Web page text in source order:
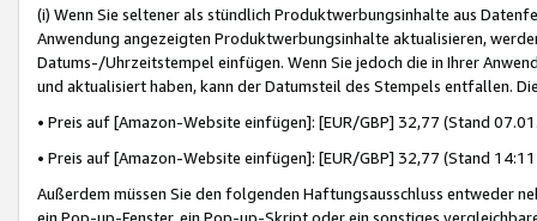
(i) Wenn Sie seltener als stündlich Produktwerbungsinhalte aus
Anwendung angezeigten Produktwerbungsinhalte aktualisieren,
Datums-/Uhrzeitstempel einfügen. Wenn Sie jedoch die in Ihrer
und aktualisiert haben, kann der Datumsteil des Stempels entfallen.
• Preis auf [Amazon-Website einfügen]: [EUR/GBP] 32,77 (Stand
• Preis auf [Amazon-Website einfügen]: [EUR/GBP] 32,77 (Stand
Außerdem müssen Sie den folgenden Haftungsausschluss entweder
ein Pop-up-Fenster, ein Pop-up-Skript oder ein sonstiges